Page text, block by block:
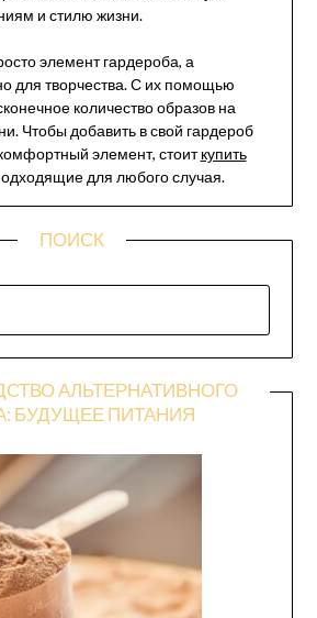
и стилю жизни.
элемент гардероба, а
для творчества. С их помощью
количество образов на
Чтобы добавить в свой гардероб
элемент, стоиткупить
для любого случая.
ПОИСК
АЛЬТЕРНАТИВНОГО
БУДУЩЕЕ ПИТАНИЯ